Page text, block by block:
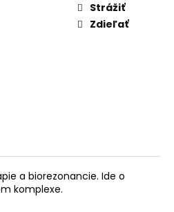
Strážiť
Zdieľať
a biorezonancie. Ide o
komplexe.